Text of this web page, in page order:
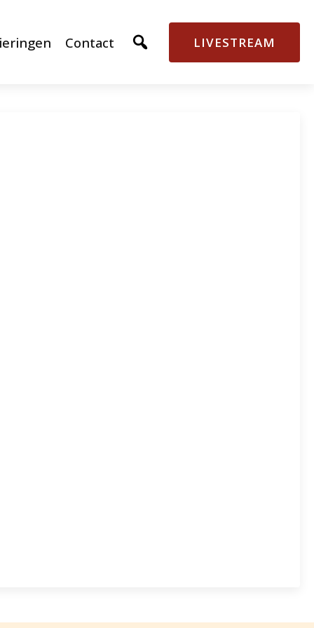
Contact LIVESTREAM